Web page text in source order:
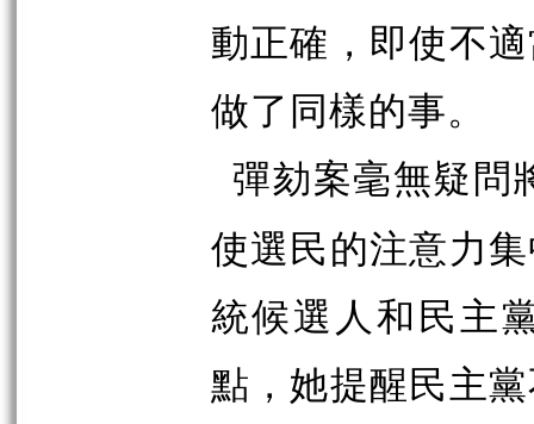
動正確，即使不
做了同樣的事。
彈劾案毫無疑問
使選民的注意力
統候選人和民主
點，她提醒民主